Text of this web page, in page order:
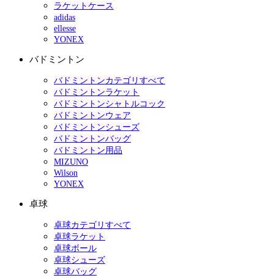
ラケットケース
adidas
ellesse
YONEX
バドミントン
バドミントンカテゴリすべて
バドミントンラケット
バドミントンシャトルコック
バドミントンウェア
バドミントンシューズ
バドミントンバッグ
バドミントン用品
MIZUNO
Wilson
YONEX
卓球
卓球カテゴリすべて
卓球ラケット
卓球ボール
卓球シューズ
卓球バッグ